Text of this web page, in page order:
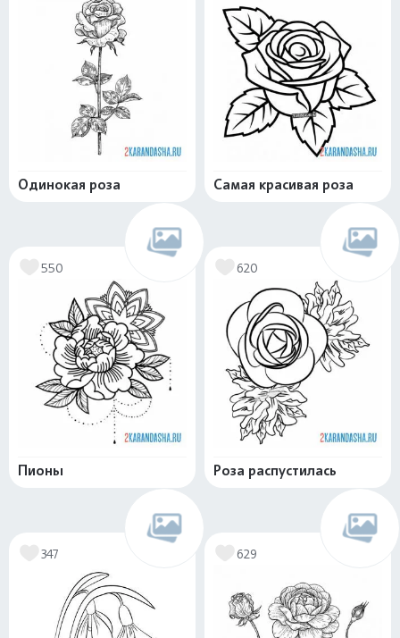
Одинокая роза Самая красивая роза
550
Пионы
620
Роза распустилась
347 629